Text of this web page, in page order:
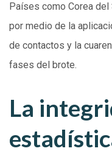
Países como Corea
por medio de la
de contactos y la
fases del brote.
La